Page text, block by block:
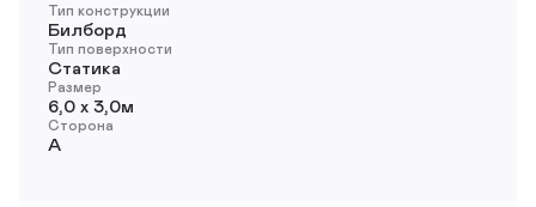
Тип конструкции
Билборд
Тип поверхности
Статика
Размер
6,0 х 3,0м
Сторона
A